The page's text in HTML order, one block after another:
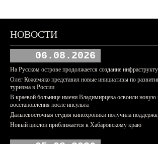
НОВОСТИ
06.08.2026
На Русском острове продолжается создание
Олег Кожемяко представил новые инициативы по
туризма в России
В краевой больнице имени Владимирцева освоили новую
восстановления после инсульта
Дальневосточная студия кинохроники получила
Новый циклон приближается к Хабаровскому краю